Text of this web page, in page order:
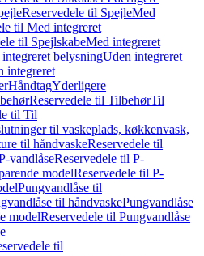
Reservedele til SpejleMed
til Med integreret
til SpejlskabeMed integreret
belysningUden integreret
integreret
HåndtagYderligere
Reservedele til TilbehørTil
til Til
til vaskeplads, køkkenvask,
til håndvaskeReservedele til
vandlåseReservedele til P-
modelReservedele til P-
Pungvandlåse til
til håndvaskePungvandlåse
modelReservedele til Pungvandlåse
til